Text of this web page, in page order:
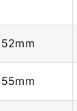
52mm
55mm